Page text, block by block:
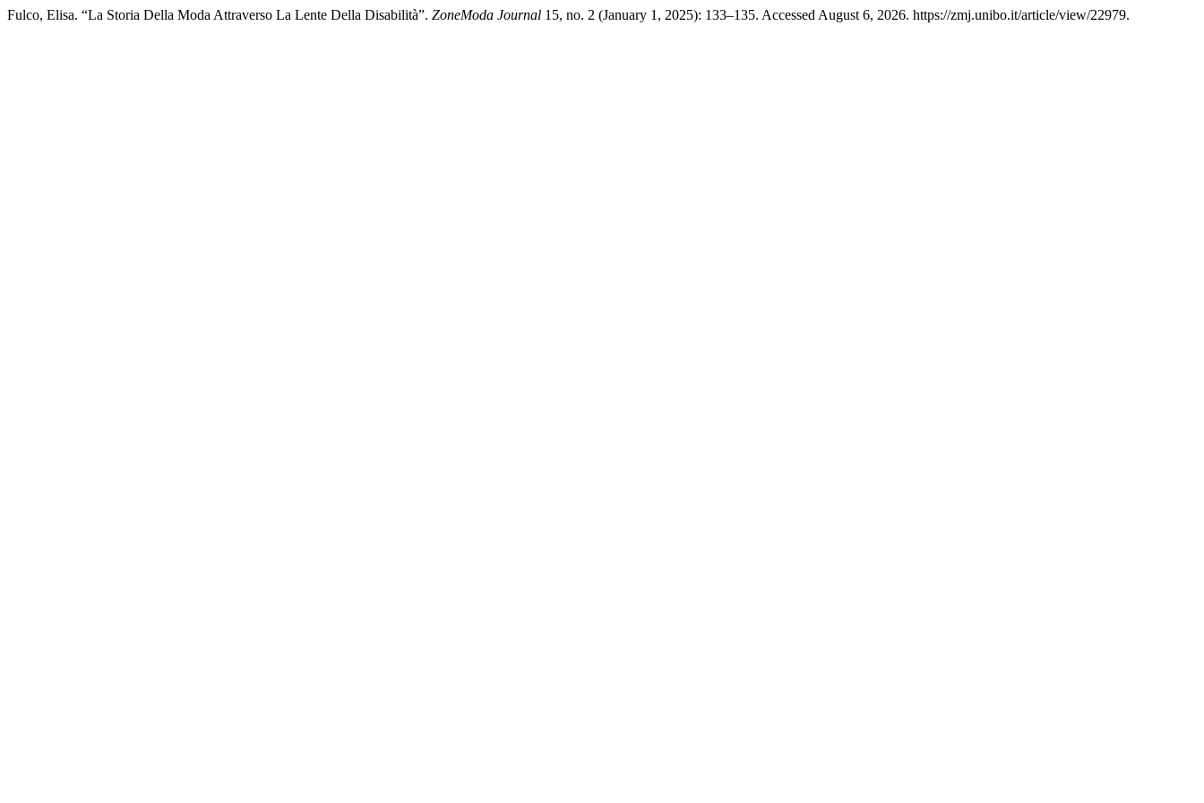
Fulco, Elisa. “La Storia Della Moda Attraverso La Lente Della Disabilità”. ZoneModa Journal 15, no. 2 (January 1, 2025): 133–135. Accessed August 6, 2026. https://zmj.unibo.it/article/view/22979.